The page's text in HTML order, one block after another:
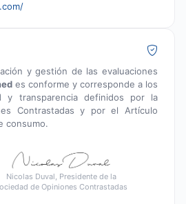
y gestión de las evaluaciones
es conforme y corresponde a los
y transparencia definidos por la
Contrastadas y por el Artículo
consumo.
Nicolas Duval, Presidente de la
de Opiniones Contrastadas